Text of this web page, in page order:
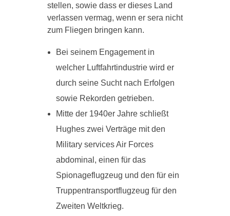
stellen, sowie dass er dieses Land
verlassen vermag, wenn er sera nicht
zum Fliegen bringen kann.
Bei seinem Engagement in
welcher Luftfahrtindustrie wird er
durch seine Sucht nach Erfolgen
sowie Rekorden getrieben.
Mitte der 1940er Jahre schließt
Hughes zwei Verträge mit den
Military services Air Forces
abdominal, einen für das
Spionageflugzeug und den für ein
Truppentransportflugzeug für den
Zweiten Weltkrieg.